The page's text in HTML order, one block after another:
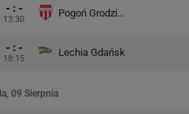
- : -
13:30
Pogoń Grodzisk Mazowiecki
- : -
18:15
Lechia Gdańsk
09 Sierpnia